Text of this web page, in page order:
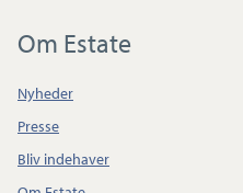
Om Estate
Nyheder
Presse
Bliv indehaver